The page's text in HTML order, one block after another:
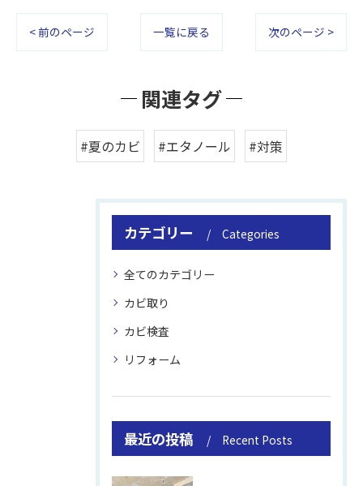
< 前のページ 一覧に戻る 次のページ >
関連タグ
#夏のカビ #エタノール #対策
カテゴリー Categories
全てのカテゴリー
カビ取り
カビ検査
リフォーム
最近の投稿 Recent Posts